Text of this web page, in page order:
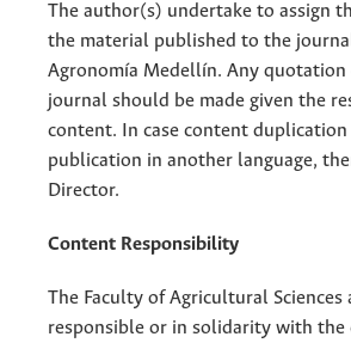
The author(s) undertake to assign
the material published to the
Agronomía Medellín. Any
journal should be made given the
content. In case content
publication in another language,
Director.
Content Responsibility
The Faculty of Agricultural
responsible or in solidarity with the